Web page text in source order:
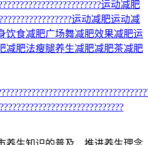
运动减肥
运动减肥运动减
饮食减肥广场舞减肥效果减肥运
减肥法瘦腿养生减肥减肥茶减肥